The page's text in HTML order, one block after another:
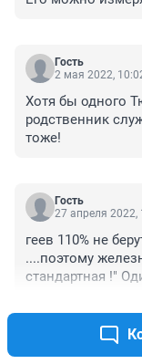
Странно что до
утверждают
сих пор
военкоматов.
Гость
2 мая 2022,
Хотя бы одного
родственник
тоже!
Гость
27 апреля 2022,
геев 110% не
....поэтому
стандартная !"
если ещё и